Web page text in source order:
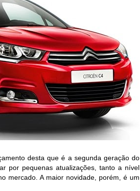
desta que é a segunda geração do
por pequenas atualizações, tanto a nível
mercado. A maior novidade, porém, é um